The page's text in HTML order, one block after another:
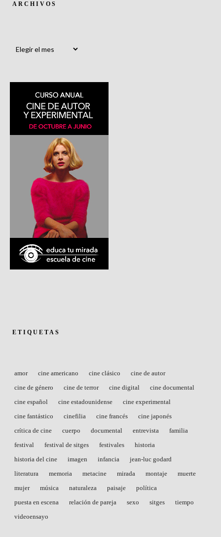
ARCHIVOS
ETIQUETAS
amor cine americano cine clásico
cine de autor
cine de género
cine de terror cine digital
cine documental
cine español
cine estadounidense
cine experimental
cine fantástico
cinefilia cine francés
cine japonés
crítica de cine
cuerpo documental entrevista
familia
festival
festival de sitges festivales
historia
historia del cine
imagen infancia
jean-luc godard
literatura
memoria metacine mirada montaje
muerte
mujer
música naturaleza paisaje
política
puesta en escena
relación de pareja sexo sitges
tiempo
videoensayo